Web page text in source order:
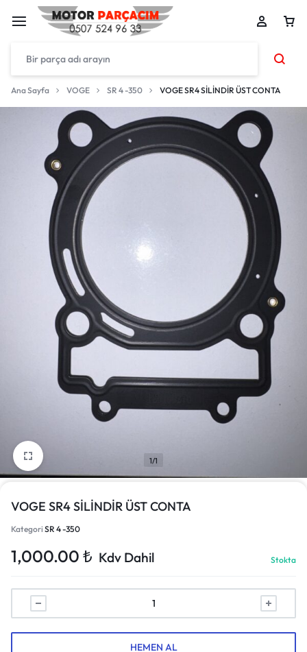
Ana Sayfa VOGE SR 4 -350 VOGE SR4 SİLİNDİR ÜST CONTA
1/1
VOGE SR4 SİLİNDİR ÜST CONTA
Kategori SR 4 -350
1,000.00 ₺ Kdv Dahil Stokta
HEMEN AL